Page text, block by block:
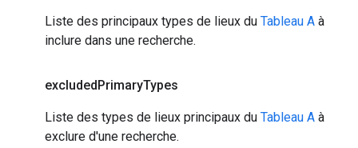
Liste des principaux types de lieux du Tableau A à
inclure dans une recherche.
excludedPrimaryTypes
Liste des types de lieux principaux du Tableau A à
exclure d'une recherche.